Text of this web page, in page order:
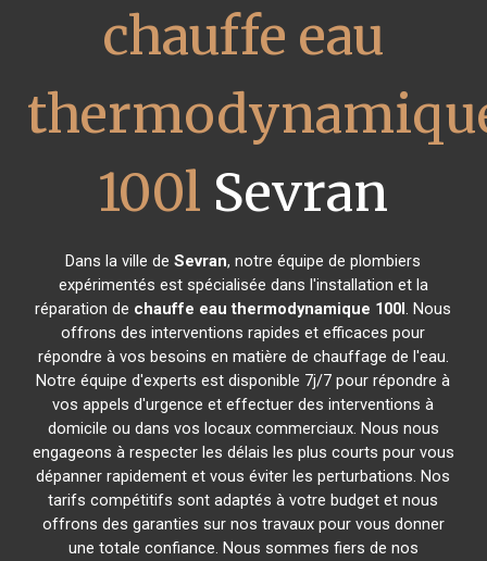
chauffe eau
100l Sevran
Dans la ville deSevran, notre équipe de plombiers
expérimentés est spécialisée dans l'installation et la
réparation de chauffe eau thermodynamique 100l. Nous
offrons des interventions rapides et efficaces pour
répondre à vos besoins en matière de chauffage de l'eau.
Notre équipe d'experts est disponible 7j/7 pour répondre à
vos appels d'urgence et effectuer des interventions à
domicile ou dans vos locaux commerciaux. Nous nous
engageons à respecter les délais les plus courts pour vous
dépanner rapidement et vous éviter les perturbations. Nos
tarifs compétitifs sont adaptés à votre budget et nous
offrons des garanties sur nos travaux pour vous donner
une totale confiance. Nous sommes fiers de nos